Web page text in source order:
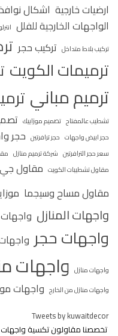
ارضيات خارجية اشكال
الواجهات الخارجية للفلل
تركيب بلاط متداخل تركيب حجر
ترميمات الكويت
ترميم مباني
تشطيب عالمفتاح تصميم موزاييك
حجر ابيض واجهات حجر ترافرتين حجر
سعر حجر الترافرتين شركة ترميم منازل
مقاول تشطيبات الكويت مقاول
مقاول مساح وسيجما
واجهات المنازل واجهات
واجهات حجر
واجهات منازل واجهات
واجهات منازل من الخارج واجهات
Tweets by kuwaitdecor
تخصصنا مقاولون تكسية واجهات